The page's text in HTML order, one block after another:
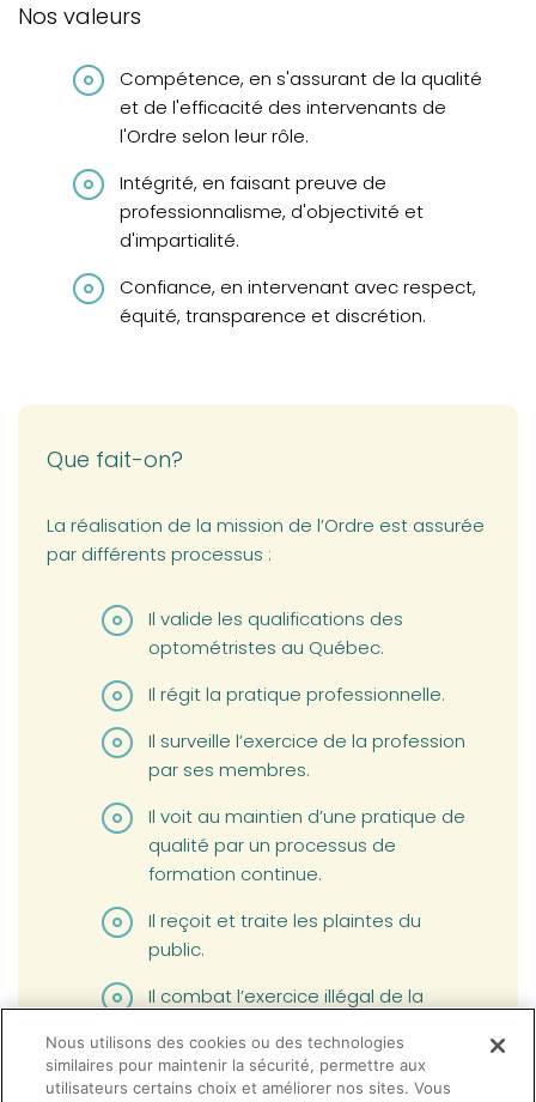
Nos valeurs
Compétence, en s'assurant de la qualité
et de l'efficacité des intervenants de
l'Ordre selon leur rôle.
Intégrité, en faisant preuve de
professionnalisme, d'objectivité et
d'impartialité.
Confiance, en intervenant avec respect,
équité, transparence et discrétion.
Que fait-on?
La réalisation de la mission de l’Ordre est assurée
par différents processus :
Il valide les qualifications des
optométristes au Québec.
Il régit la pratique professionnelle.
Il surveille l’exercice de la profession
par ses membres.
Il voit au maintien d’une pratique de
qualité par un processus de
formation continue.
Il reçoit et traite les plaintes du
public.
Il combat l’exercice illégal de la
En complément sur la mission de l'Ordre, voir la
Nous utilisons des cookies ou des technologies
similaires pour maintenir la sécurité, permettre aux
utilisateurs certains choix et améliorer nos sites. Vous